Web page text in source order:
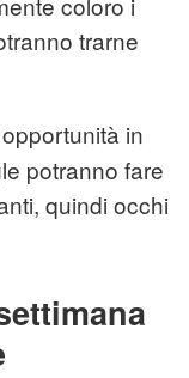
trarne
in
potranno fare
quindi occhi